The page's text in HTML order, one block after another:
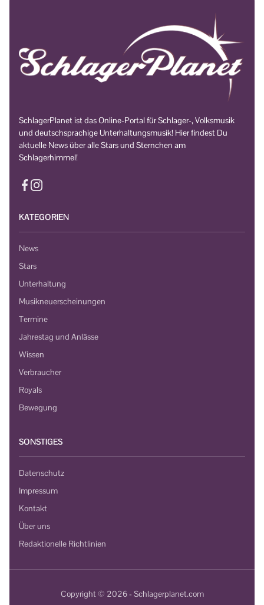
SchlagerPlanet ist das Online-Portal für Schlager-, Volksmusik
und deutschsprachige Unterhaltungsmusik! Hier findest Du
aktuelle News über alle Stars und Sternchen am
Schlagerhimmel!
KATEGORIEN
News
Stars
Unterhaltung
Musikneuerscheinungen
Termine
Jahrestag und Anlässe
Wissen
Verbraucher
Royals
Bewegung
SONSTIGES
Datenschutz
Impressum
Kontakt
Über uns
Redaktionelle Richtlinien
Copyright © 2026 - Schlagerplanet.com